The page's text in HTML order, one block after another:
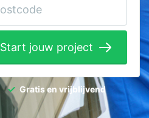
Start jouw project
Gratis en vrijblijvend